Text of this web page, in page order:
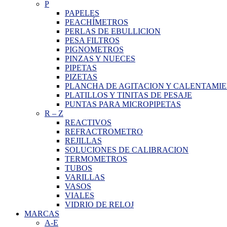
P
PAPELES
PEACHÍMETROS
PERLAS DE EBULLICION
PESA FILTROS
PIGNOMETROS
PINZAS Y NUECES
PIPETAS
PIZETAS
PLANCHA DE AGITACION Y
PLATILLOS Y TINITAS DE PESAJE
PUNTAS PARA MICROPIPETAS
R – Z
REACTIVOS
REFRACTROMETRO
REJILLAS
SOLUCIONES DE CALIBRACION
TERMOMETROS
TUBOS
VARILLAS
VASOS
VIALES
VIDRIO DE RELOJ
MARCAS
A-E